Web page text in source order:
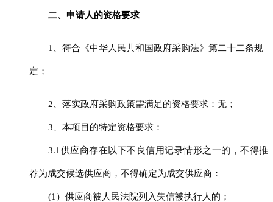
二、 申请人的资格要求
1、符合《中华人民共和国政府采购法》第二十二条规
定；
2、落实政府采购政策需满足的资格要求：无；
3、本项目的特定资格要求：
3.1供应商存在以下不良信用记录情形之一的，不得推
荐为成交候选供应商，不得确定为成交供应商：
(1）供应商被人民法院列入失信被执行人的；